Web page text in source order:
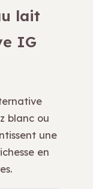
lait
IG
blanc ou
une
en